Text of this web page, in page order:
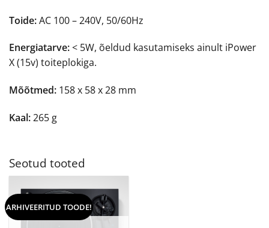
Toide:AC 100 – 240V, 50/60Hz
Energiatarve:< 5W, õeldud kasutamiseks ainult iPower
X (15v) toiteplokiga.
Mõõtmed: 158 x 58 x 28 mm
Kaal:265 g
Seotud tooted
ARHIVEERITUD TOODE!